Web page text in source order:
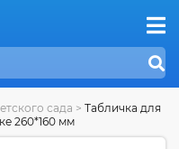
сада > Табличка для
260*160 мм